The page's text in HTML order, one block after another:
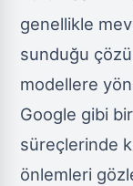
genellikle
sunduğu
modellere
Google gibi
süreçlerinde
önlemleri